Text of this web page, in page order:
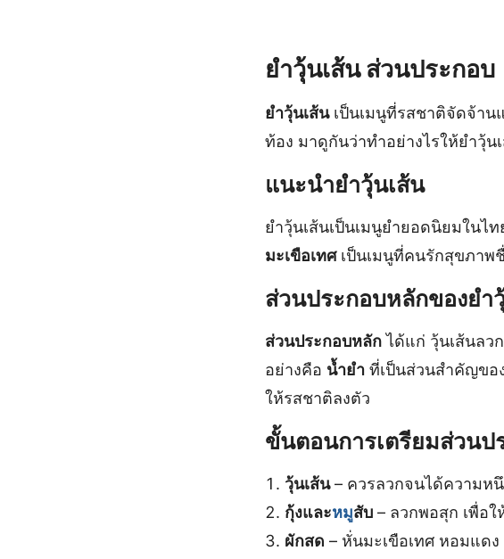
ยําวุ้นเส้น ส่วนประกอบ
ยำวุ้นเส้นเป็นเมนูที่รสชาติจัดจ้าน
ท้อง มาดูกันว่าทำอย่างไรให้ยำวุ้
แนะนำยำวุ้นเส้น
ยำวุ้นเส้นเป็นเมนูยำยอดนิยมในไท
มะเขือเทศเป็นเมนูที่คนรักสุขภาพ
ส่วนประกอบหลักของยำ
ส่วนประกอบหลักได้แก่ วุ้นเส้นลว
อย่างคือ น้ำยำ ที่เป็นส่วนสำคัญขอ
ให้รสชาติลงตัว
ขั้นตอนการเตรียมส่วนป
วุ้นเส้น– ควรลวกจนได้ความห
กุ้งและหมูสับ– ลวกพอสุก เพื่อใ
ผักสด – หั่นมะเขือเทศ หอมแด